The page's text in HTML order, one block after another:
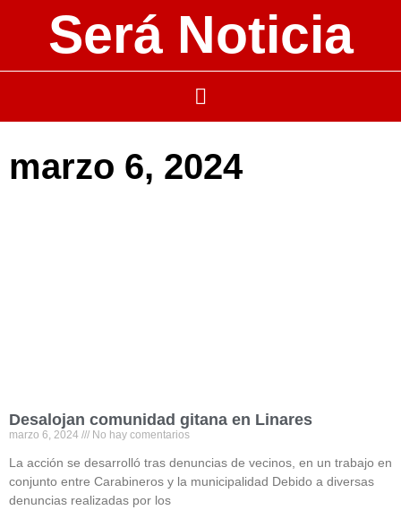
Será Noticia
marzo 6, 2024
Desalojan comunidad gitana en Linares
marzo 6, 2024 No hay comentarios
La acción se desarrolló tras denuncias de vecinos, en un trabajo en
conjunto entre Carabineros y la municipalidad Debido a diversas
denuncias realizadas por los